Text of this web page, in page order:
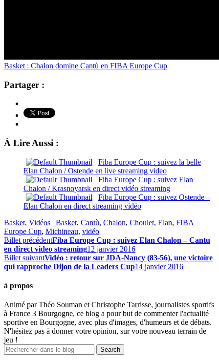
Basket : Chalon domine Cantù en FIBA Europe Cup
Partager :
À Lire Aussi :
Fiba Europe Cup : suivez la belle
Elan Chalon / Ostende en live streaming video
Fiba Europe Cup : suivez Elan
Chalon / Krasnoyarsk en direct vidéo streaming
Fiba Europe Cup : suivez Ostende –
Elan Chalon en direct streaming vidéo
Basket, Vidéos | Basket, Cantù, Chalon, Choulet, Elan, FIBA
Europe Cup, Michineau, vidéo
Billet précédentFiba Europe Cup : suivez Elan Chalon – Cantu
en direct video streaming12 janvier 2016
Billet suivantVidéo : retour sur JDA-Nancy (83-56), une victoire
qui rapproche Dijon de la Leaders Cup14 janvier 2016
à propos
Animé par Théo Souman et Christophe Tarrisse, journalistes sportifs
à France 3 Bourgogne, ce blog a pour but de commenter l'actualité
sportive en Bourgogne, avec plus d'images, d'humeurs et de débats.
N'hésitez pas à donner votre opinion, sur votre nouveau terrain de
jeu !